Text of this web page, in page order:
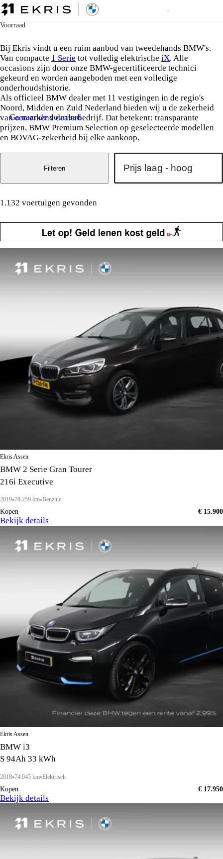
Voorraad
Bij Ekris vindt u een ruim aanbod van tweedehands BMW's.
Van compacte 1 Serie tot volledig elektrische iX. Alle
occasions zijn door onze BMW-gecertificeerde technici
gekeurd en worden aangeboden met een volledige
onderhoudshistorie.
Als officieel BMW dealer met 11 vestigingen in de regio's
Noord, Midden en Zuid Nederland bieden wij u de zekerheid
van een erkend dealerbedrijf. Dat betekent: transparante
prijzen, BMW Premium Selection op geselecteerde modellen
en BOVAG-zekerheid bij elke aankoop.
Ga naar de voorraad
1.132 voertuigen gevonden
Filteren
Ekris Assen
BMW 2 Serie Gran Tourer
216i Executive
2019 78.259 km Benzine
Kopen € 15.900
Bekijk details
Ekris Assen
BMW i3
S 94Ah 33 kWh
2018 74.045 km Elektrisch
Kopen € 17.950
Bekijk details